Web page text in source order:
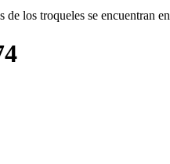
de los troqueles se encuentran en